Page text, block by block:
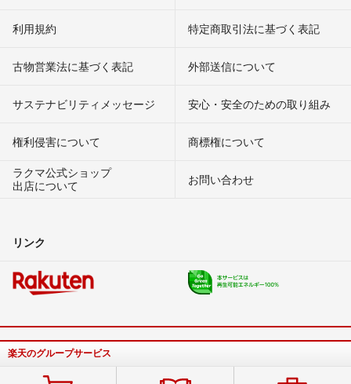
利用規約 特定商取引法に基づく表記
古物営業法に基づく表記 外部送信について
サステナビリティメッセージ 安心・安全のための取り組み
権利侵害について
商標権について
ラクマ公式ショップ
出店について
お問い合わせ
リンク
楽天のグループサービス